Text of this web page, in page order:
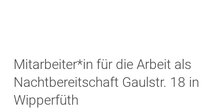
Mitarbeiter*in für die Arbeit als
Nachtbereitschaft Gaulstr. 18 in
Wipperfüth